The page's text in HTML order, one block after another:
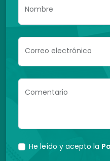
Nombre
Correo electrónico
Comentario
He leído y acepto la